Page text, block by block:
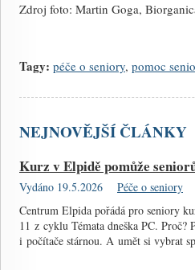
Zdroj foto: Martin Goga,
Tagy: péče o seniory, pomoc
NEJNOVĚJŠÍ ČLÁNKY
Kurz v Elpidě pomůže
Vydáno 19.5.2026 Péče o seniory
Centrum Elpida pořádá pro seniory
11 z cyklu Témata dneška PC.
i počítače stárnou. A umět si vybrat